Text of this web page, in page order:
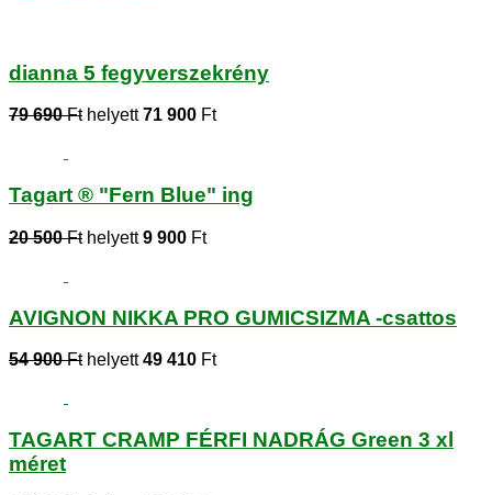
dianna 5 fegyverszekrény
79 690 Fthelyett71 900 Ft
Tagart ® "Fern Blue" ing
20 500 Fthelyett9 900 Ft
AVIGNON NIKKA PRO GUMICSIZMA -csattos
54 900 Fthelyett49 410 Ft
TAGART CRAMP FÉRFI NADRÁG Green 3 xl
méret